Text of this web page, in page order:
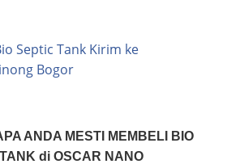
ANDA MESTI MEMBELI BIO
di OSCAR NANO